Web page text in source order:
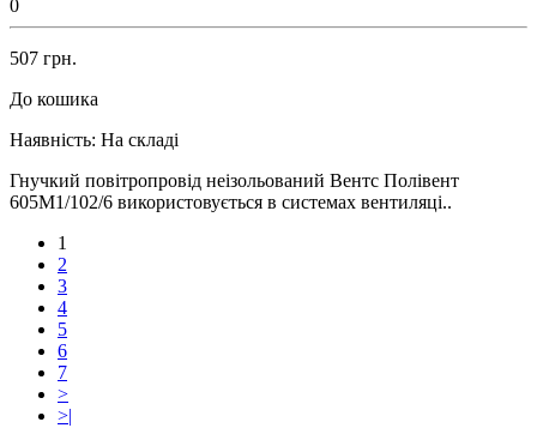
0
507 грн.
До кошика
Наявність: На складі
Гнучкий повітропровід неізольований Вентс Полівент
605М1/102/6 використовується в системах вентиляці..
1
2
3
4
5
6
7
>
>|